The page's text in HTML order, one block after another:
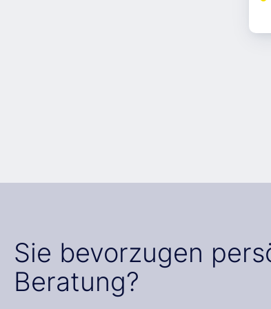
Sie bevorzugen
Beratung?